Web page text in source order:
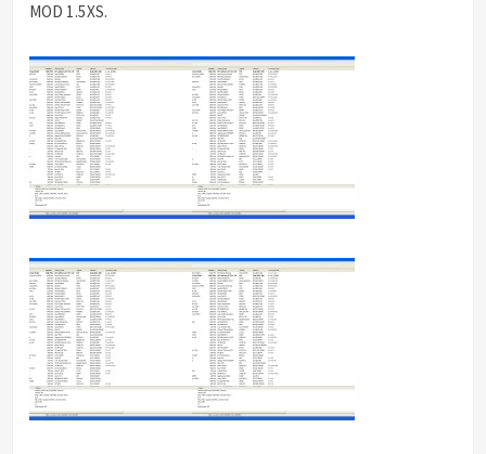
MOD 1.5XS.